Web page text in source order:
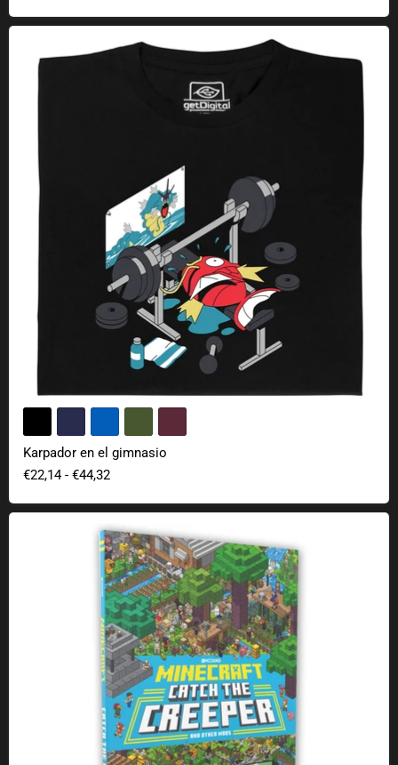
Karpador en el gimnasio
Karpador en el gimnasio
€22,14- €44,32
Minecraft Atrapa al Sigiloso Libro de Objetos Ocultos